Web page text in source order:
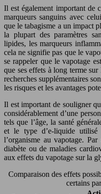
Il est également important de
marqueurs sanguins avec
que le tabagisme a un impact
la plupart des paramètres
lipides, les marqueurs
cela ne signifie pas que le
se rappeler que le vapotage
que ses effets à long terme
recherches supplémentaires
les risques et les avantages
Il est important de souligner
considérablement d’une
tels que l’âge, la santé
et le type d’e-liquide
l’organisme au vapotage.
diabète ou de maladies
aux effets du vapotage sur la
Comparaison des effets
certains